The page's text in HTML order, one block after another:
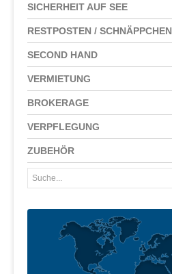
SICHERHEIT AUF SEE
RESTPOSTEN / SCHNÄPPCHEN
SECOND HAND
VERMIETUNG
BROKERAGE
VERPFLEGUNG
ZUBEHÖR